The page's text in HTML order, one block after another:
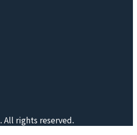
. All rights reserved.